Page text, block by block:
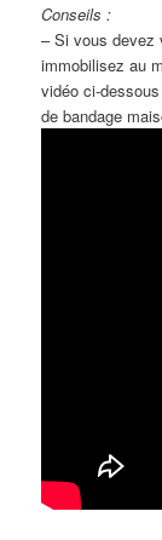
Conseils :
– Si vous devez
immobilisez au
vidéo ci-
de bandage